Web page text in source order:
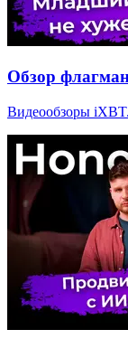
Обзор
Видеообзоры